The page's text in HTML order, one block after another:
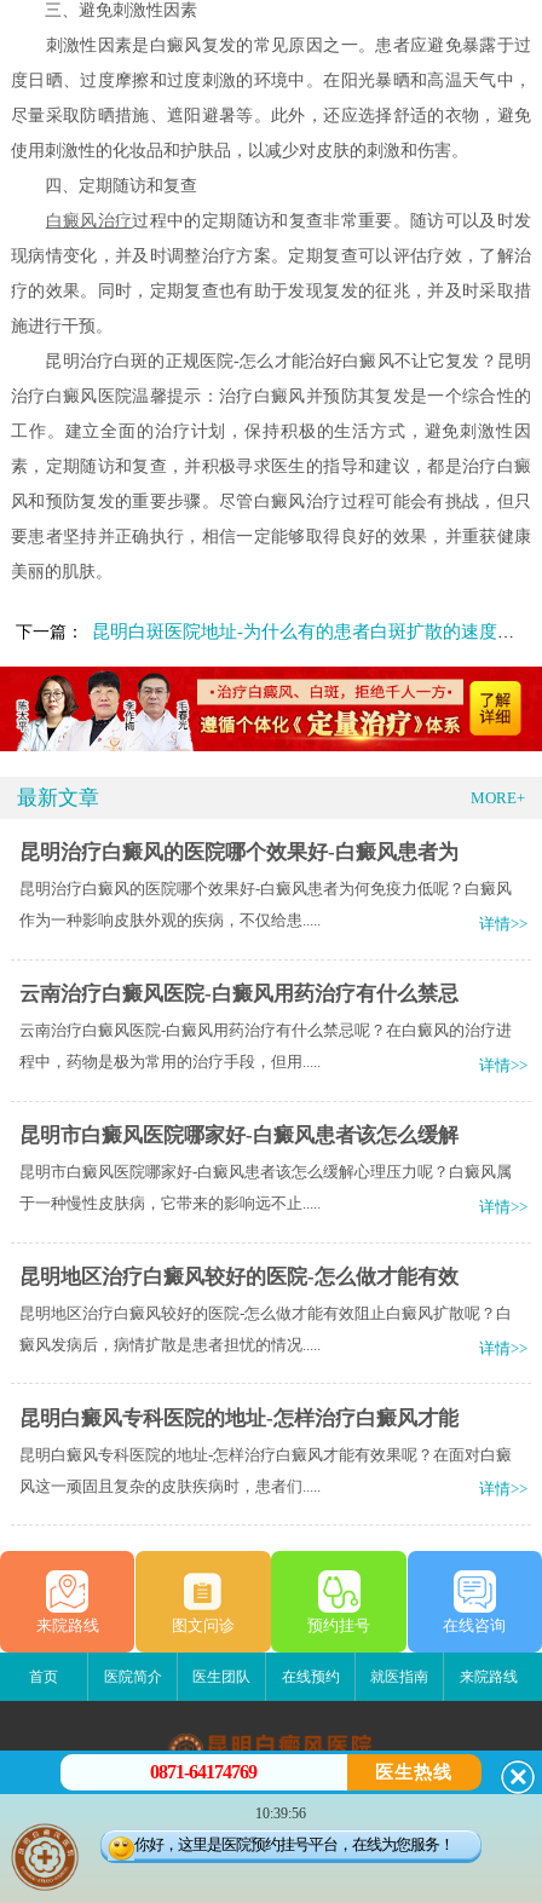
三、避免刺激性因素
刺激性因素是白癜风复发的常见原因之一。患者应避免暴露于过
度日晒、过度摩擦和过度刺激的环境中。在阳光暴晒和高温天气中，
尽量采取防晒措施、遮阳避暑等。此外，还应选择舒适的衣物，避免
使用刺激性的化妆品和护肤品，以减少对皮肤的刺激和伤害。
四、定期随访和复查
白癜风治疗过程中的定期随访和复查非常重要。随访可以及时发
现病情变化，并及时调整治疗方案。定期复查可以评估疗效，了解治
疗的效果。同时，定期复查也有助于发现复发的征兆，并及时采取措
施进行干预。
昆明治疗白斑的正规医院-怎么才能治好白癜风不让它复发？昆明
治疗白癜风医院温馨提示：治疗白癜风并预防其复发是一个综合性的
工作。建立全面的治疗计划，保持积极的生活方式，避免刺激性因
素，定期随访和复查，并积极寻求医生的指导和建议，都是治疗白癜
风和预防复发的重要步骤。尽管白癜风治疗过程可能会有挑战，但只
要患者坚持并正确执行，相信一定能够取得良好的效果，并重获健康
美丽的肌肤。
下一篇： 昆明白斑医院地址-为什么有的患者白斑扩散的速度更快呢
最新文章 MORE+
昆明治疗白癜风的医院哪个效果好-白癜风患者为
昆明治疗白癜风的医院哪个效果好-白癜风患者为何免疫力低呢？白癜风
作为一种影响皮肤外观的疾病，不仅给患.....
详情>>
云南治疗白癜风医院-白癜风用药治疗有什么禁忌
云南治疗白癜风医院-白癜风用药治疗有什么禁忌呢？在白癜风的治疗进
程中，药物是极为常用的治疗手段，但用.....
详情>>
昆明市白癜风医院哪家好-白癜风患者该怎么缓解
昆明市白癜风医院哪家好-白癜风患者该怎么缓解心理压力呢？白癜风属
于一种慢性皮肤病，它带来的影响远不止.....
详情>>
昆明地区治疗白癜风较好的医院-怎么做才能有效
昆明地区治疗白癜风较好的医院-怎么做才能有效阻止白癜风扩散呢？白
癜风发病后，病情扩散是患者担忧的情况.....
详情>>
昆明白癜风专科医院的地址-怎样治疗白癜风才能
昆明白癜风专科医院的地址-怎样治疗白癜风才能有效果呢？在面对白癜
风这一顽固且复杂的皮肤疾病时，患者们.....
详情>>
来院路线 图文问诊 预约挂号 在线咨询
首页 医院简介 医生团队 在线预约 就医指南 来院路线
昆明白癜风医院
昆明市五华区护国路2号
版权所有：昆明白癜风医院
0871-64174769 医生热线
10:39:56
你好，这里是医院预约挂号平台，在线为您服务！